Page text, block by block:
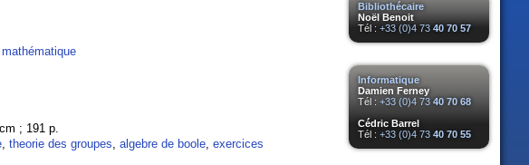
Bibliothécaire
Noël Benoit
Tél : +33 (0)4 73 40 70 57
Informatique
Damien Ferney
Tél : +33 (0)4 73 40 70 68
Cédric Barrel
Tél : +33 (0)4 73 40 70 55
; 191 p.
, theorie des groupes, algebre de boole, exercices